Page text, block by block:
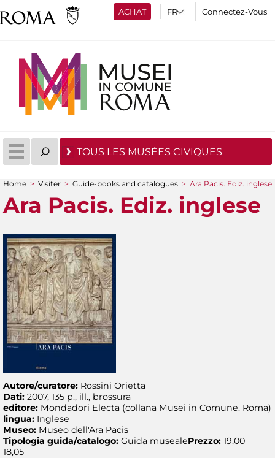
ACHAT Connectez-Vous
TOUS LES MUSÉES CIVIQUES
You are here
Home > Visiter > Guide-books and catalogues > Ara Pacis. Ediz. inglese
Ara Pacis. Ediz. inglese
Autore/curatore: Rossini Orietta
Dati: 2007, 135 p., ill., brossura
editore: Mondadori Electa (collana Musei in Comune. Roma)
lingua: Inglese
Museo: Museo dell'Ara Pacis
Tipologia guida/catalogo: Guida musealePrezzo: 19,00
18,05